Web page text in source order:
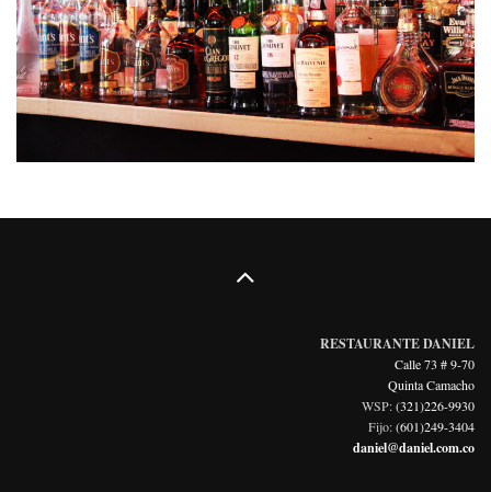
RESTAURANTE DANIEL
Calle 73 # 9-70
Quinta Camacho
WSP:(321)226-9930
Fijo:(601)249-3404
daniel@daniel.com.co